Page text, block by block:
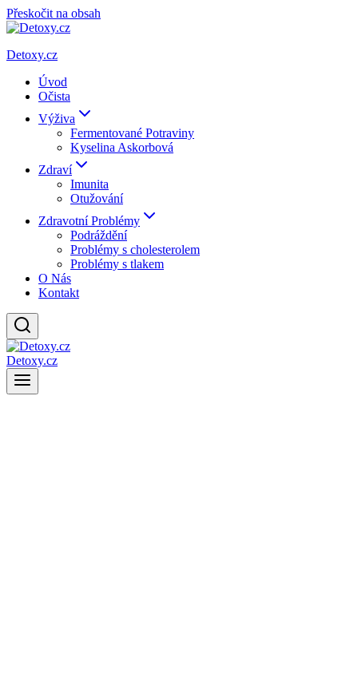
Přeskočit na obsah
Detoxy.cz
Úvod
Očista
Výživa
Fermentované Potraviny
Kyselina Askorbová
Zdraví
Imunita
Otužování
Zdravotní Problémy
Podráždění
Problémy s cholesterolem
Problémy s tlakem
O Nás
Kontakt
Detoxy.cz